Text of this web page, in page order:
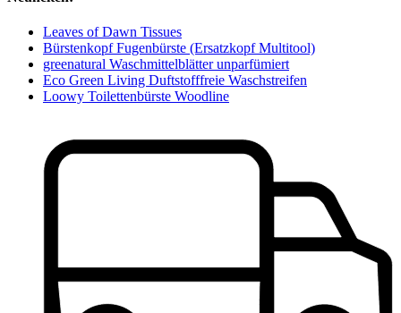
Leaves of Dawn Tissues
Bürstenkopf Fugenbürste (Ersatzkopf Multitool)
greenatural Waschmittelblätter unparfümiert
Eco Green Living Duftstofffreie Waschstreifen
Loowy Toilettenbürste Woodline